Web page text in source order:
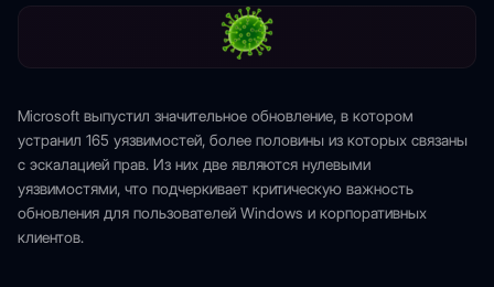
Microsoft выпустил значительное обновление, в котором
устранил 165 уязвимостей, более половины из которых связаны
с эскалацией прав. Из них две являются нулевыми
уязвимостями, что подчеркивает критическую важность
обновления для пользователей Windows и корпоративных
клиентов.